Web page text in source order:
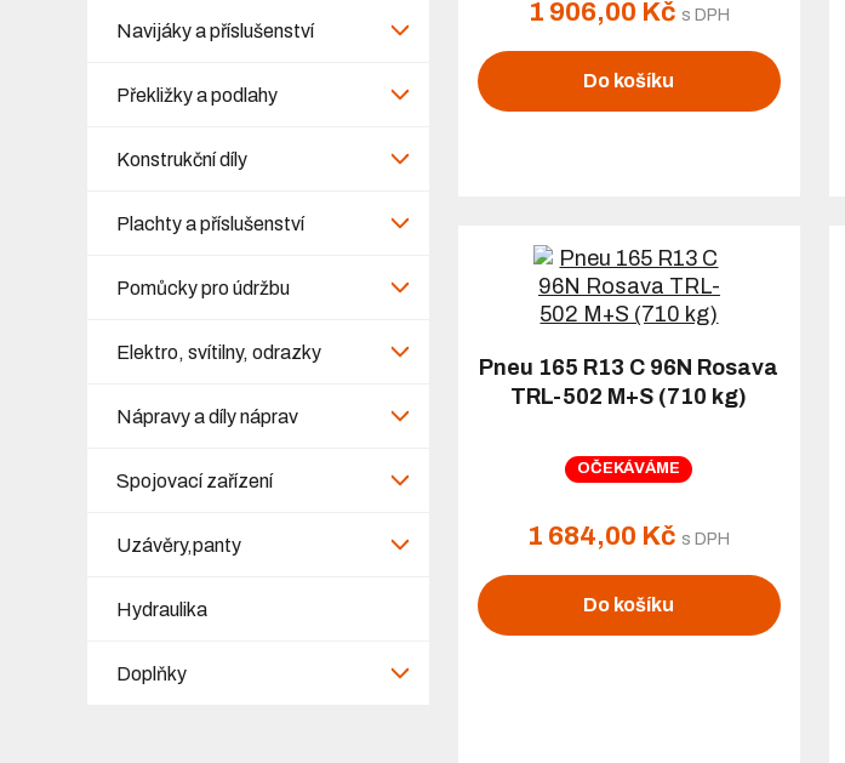
Navijáky a příslušenství
Překližky a podlahy
Konstrukční díly
Plachty a příslušenství
Pomůcky pro údržbu
Elektro, svítilny, odrazky
Nápravy a díly náprav
Spojovací zařízení
Uzávěry,panty
Hydraulika
Doplňky
1 906,00 Kč s DPH
Do košíku
Pneu 165 R13 C 96N Rosava
TRL-502 M+S (710 kg)
OČEKÁVÁME
1 684,00 Kč s DPH
Do košíku